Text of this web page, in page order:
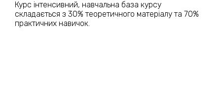
Курс інтенсивний, навчальна база курсу
складається з 30% теоретичного матеріалу та 70%
практичних навичок.